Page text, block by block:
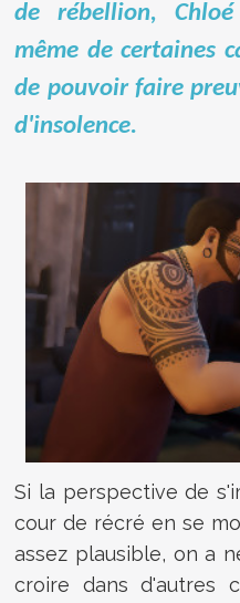
de rébellion,
même de certaines
de pouvoir faire
d'insolence.
Si la perspective de
cour de récré en se
assez plausible, on a
croire dans d'autres